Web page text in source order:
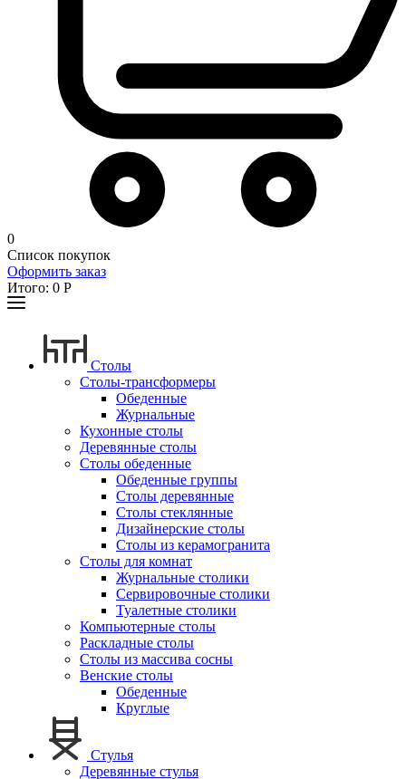
0
Список покупок
Оформить заказ
Итого: 0 Р
Столы
Столы-трансформеры
Обеденные
Журнальные
Кухонные столы
Деревянные столы
Столы обеденные
Обеденные группы
Столы деревянные
Столы стеклянные
Дизайнерские столы
Столы из керамогранита
Столы для комнат
Журнальные столики
Сервировочные столики
Туалетные столики
Компьютерные столы
Раскладные столы
Столы из массива сосны
Венские столы
Обеденные
Круглые
Стулья
Деревянные стулья